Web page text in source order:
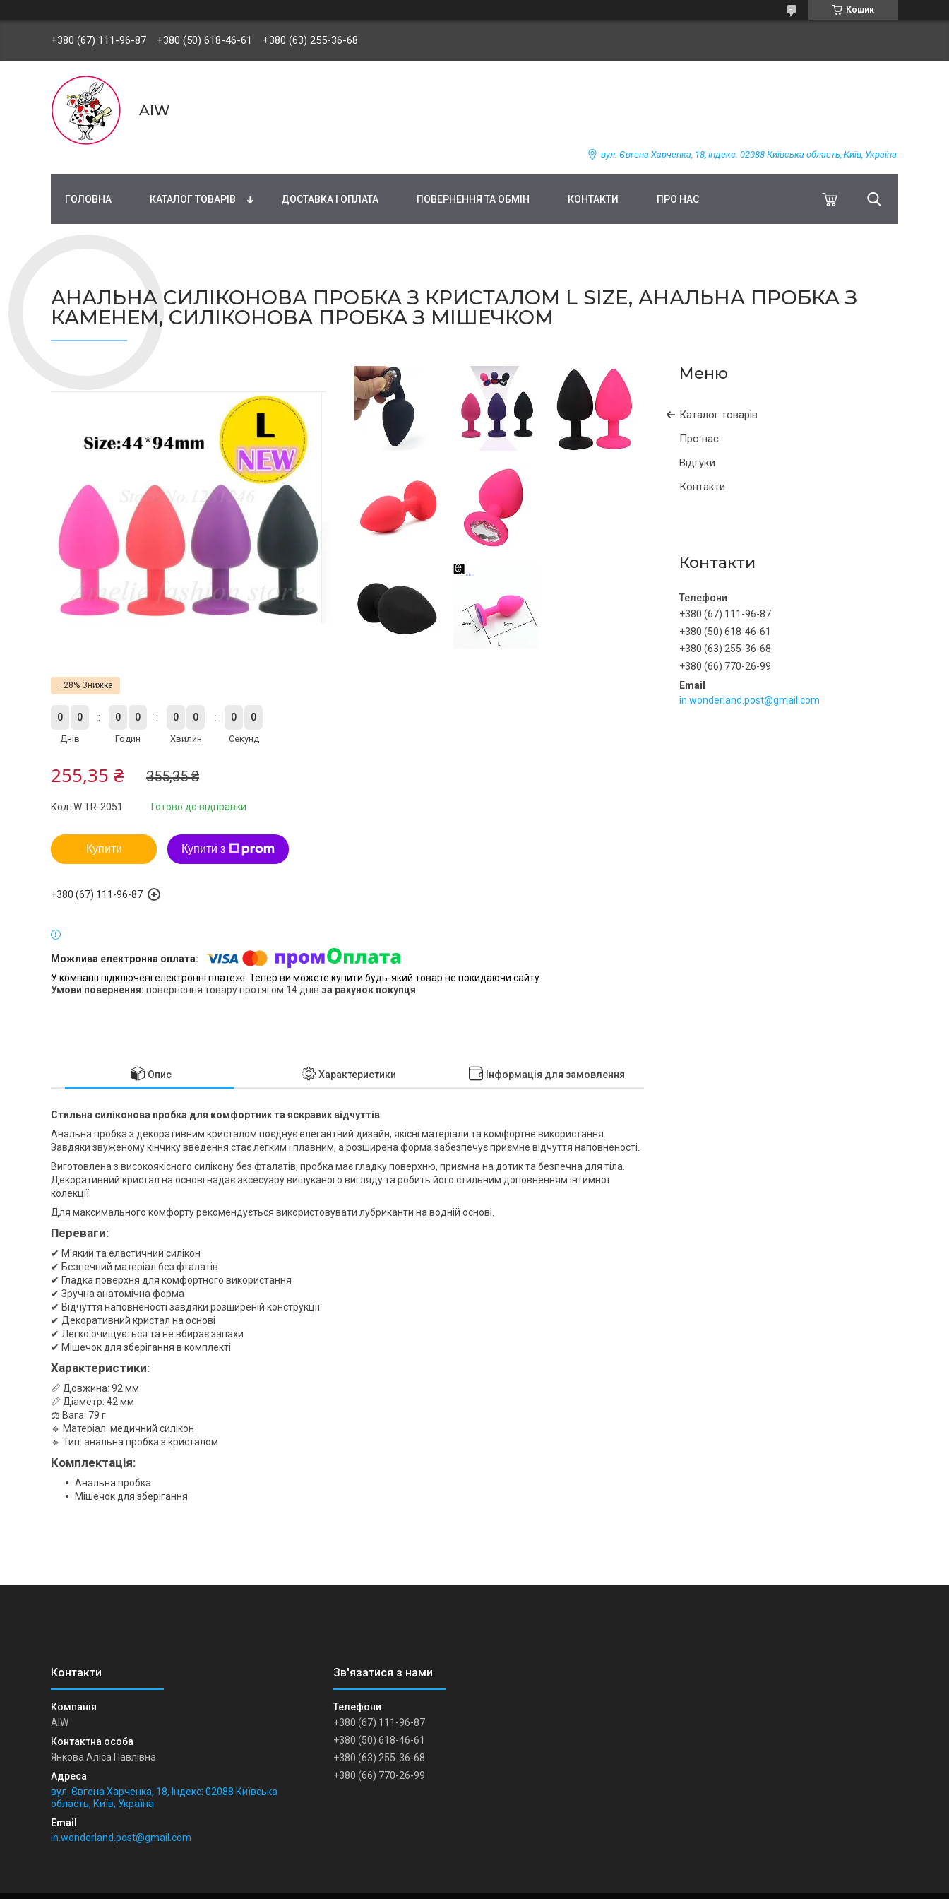
Кошик
+380 (67) 111-96-87 +380 (50) 618-46-61 +380 (63) 255-36-68
AIW
вул. Євгена Харченка, 18, Індекс: 02088 Київська область, Київ, Україна
ГОЛОВНА КАТАЛОГ ТОВАРІВ ДОСТАВКА І ОПЛАТА ПОВЕРНЕННЯ ТА ОБМІН КОНТАКТИ ПРО НАС
АНАЛЬНА СИЛІКОНОВА ПРОБКА З КРИСТАЛОМ L SIZE, АНАЛЬНА ПРОБКА З
КАМЕНЕМ, СИЛІКОНОВА ПРОБКА З МІШЕЧКОМ
Каталог товарів
Про нас
Відгуки
Контакти
Контакти
+380 (67) 111-96-87
+380 (50) 618-46-61
+380 (63) 255-36-68
+380 (66) 770-26-99
in.wonderland.post@gmail.com
–28%
0 0
Днів
0 0
Годин
0 0
Хвилин
0 0
Секунд
355,35 ₴
255,35 ₴
Готово до відправки
Код: W TR-2051
Купити Купити з
+380 (67) 111-96-87
У компанії підключені електронні платежі. Тепер ви можете купити будь-який товар не покидаючи сайту.
повернення товару протягом 14 днів за рахунок покупця
Опис Характеристики Інформація для замовлення
Стильна силіконова пробка для комфортних та яскравих відчуттів
Анальна пробка з декоративним кристалом поєднує елегантний дизайн, якісні матеріали та комфортне використання.
Завдяки звуженому кінчику введення стає легким і плавним, а розширена форма забезпечує приємне відчуття наповненості.
Виготовлена з високоякісного силікону без фталатів, пробка має гладку поверхню, приємна на дотик та безпечна для тіла.
Декоративний кристал на основі надає аксесуару вишуканого вигляду та робить його стильним доповненням інтимної
колекції.
Для максимального комфорту рекомендується використовувати лубриканти на водній основі.
Переваги:
✔ М'який та еластичний силікон
✔ Безпечний матеріал без фталатів
✔ Гладка поверхня для комфортного використання
✔ Зручна анатомічна форма
✔ Відчуття наповненості завдяки розширеній конструкції
✔ Декоративний кристал на основі
✔ Легко очищується та не вбирає запахи
✔ Мішечок для зберігання в комплекті
Характеристики:
📏 Довжина: 92 мм
📏 Діаметр: 42 мм
⚖ Вага: 79 г
🔹 Матеріал: медичний силікон
🔹 Тип: анальна пробка з кристалом
Комплектація:
Анальна пробка
Мішечок для зберігання
AIW
Янкова Аліса Павлівна
вул. Євгена Харченка, 18, Індекс: 02088 Київська
область, Київ, Україна
in.wonderland.post@gmail.com
+380 (67) 111-96-87
+380 (50) 618-46-61
+380 (63) 255-36-68
+380 (66) 770-26-99